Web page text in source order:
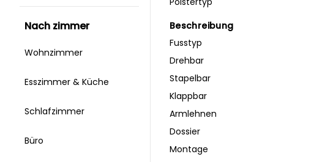
nach zimmer
Wohnzimmer
Esszimmer & Küche
Schlafzimmer
Büro
Beschreibung
Fusstyp
Drehbar
Stapelbar
Klappbar
Armlehnen
Dossier
Montage